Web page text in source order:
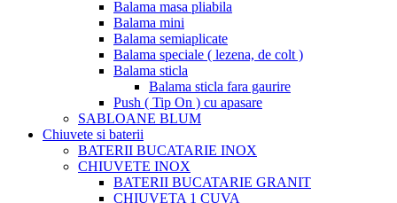
Balama masa pliabila
Balama mini
Balama semiaplicate
Balama speciale ( lezena, de colt )
Balama sticla
Balama sticla fara gaurire
Push ( Tip On ) cu apasare
SABLOANE BLUM
Chiuvete si baterii
BATERII BUCATARIE INOX
CHIUVETE INOX
BATERII BUCATARIE GRANIT
CHIUVETA 1 CUVA